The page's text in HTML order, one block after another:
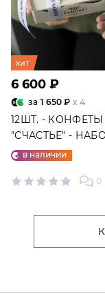
хит
6 600 ₽
за 1 650 ₽ x 4
12ШТ. - КОНФЕТЫ
"СЧАСТЬЕ" -
"ФАБРИКИ
в наличии
0